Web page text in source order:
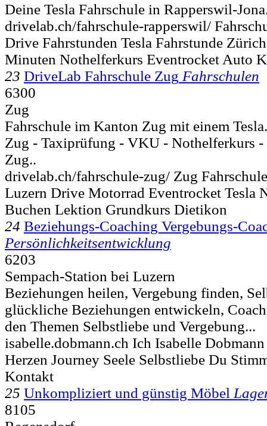
Deine Tesla Fahrschule in Rapperswil-
drivelab.ch/fahrschule-rapperswil/
Drive Fahrstunden Tesla Fahrstunde
Minuten Nothelferkurs Eventrocket Auto
23 DriveLab Fahrschule Zug Fahrschulen
6300
Zug
Fahrschule im Kanton Zug mit einem
Zug - Taxiprüfung - VKU - Nothelferkurs -
Zug..
drivelab.ch/fahrschule-zug/ Zug
Luzern Drive Motorrad Eventrocket Tesla
Buchen Lektion Grundkurs Dietikon
24 Beziehungs-Coaching Vergebungs-
Persönlichkeitsentwicklung
6203
Sempach-Station bei Luzern
Beziehungen heilen, Vergebung finden,
glückliche Beziehungen entwickeln,
den Themen Selbstliebe und Vergebung...
isabelle.dobmann.ch Ich Isabelle
Herzen Journey Seele Selbstliebe Du
Kontakt
25 Unkompliziert und günstig Möbel
8105